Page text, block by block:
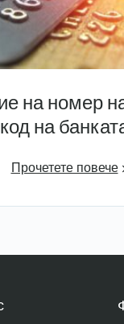
на номер
код на
Прочетете повече